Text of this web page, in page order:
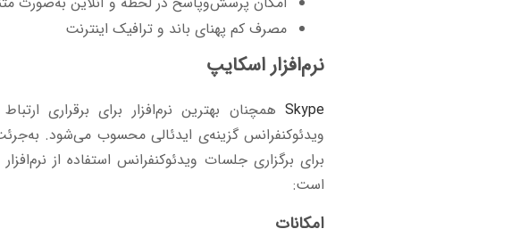
مصرف کم پهنای باند و ترافیک اینترنت
نرم‌افزار اسکایپ
Skype همچنان بهترین نرم‌افزار برای برقراری
ویدئوکنفرانس گزینه‌ی ایدئالی محسوب می‌شود.
برای برگزاری جلسات ویدئوکنفرانس استفاده از
است:
امکانات